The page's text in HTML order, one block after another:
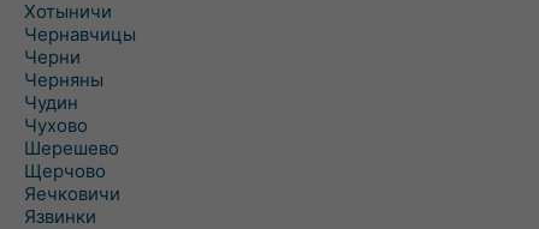
Хотыничи
Чернавчицы
Черни
Черняны
Чудин
Чухово
Шерешево
Щерчово
Яечковичи
Язвинки